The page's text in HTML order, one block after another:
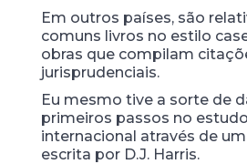
Em outros países, são
comuns livros no estilo
obras que compilam
jurisprudenciais.
Eu mesmo tive a sorte de
primeiros passos no
internacional através de
escrita por D.J. Harris.